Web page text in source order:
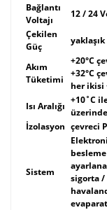
Bağlantı
Voltajı
12 / 24
Çekilen
Güç
Akım
Tüketimi
+20°C
+32°C
her ikisi
Isı Aralığı
+10˚C
İzolasyon çevreci
Sistem
sigorta